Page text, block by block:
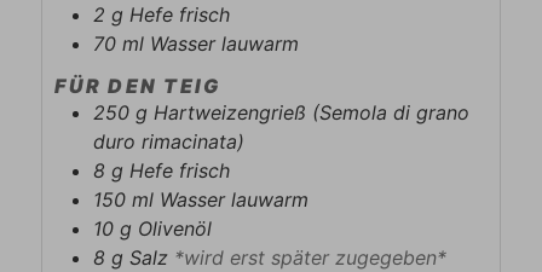
2 g Hefe frisch
70 ml Wasser lauwarm
FÜR DEN TEIG
250 g Hartweizengrieß (Semola di grano
duro rimacinata)
8 g Hefe frisch
150 ml Wasser lauwarm
10 g Olivenöl
8 g Salz *wird erst später zugegeben*